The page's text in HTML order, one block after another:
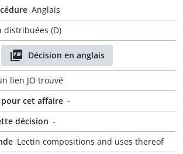
Anglais
distribuées (D)
Décision en anglais
lien JO trouvé
cet affaire -
décision -
Lectin compositions and uses thereof